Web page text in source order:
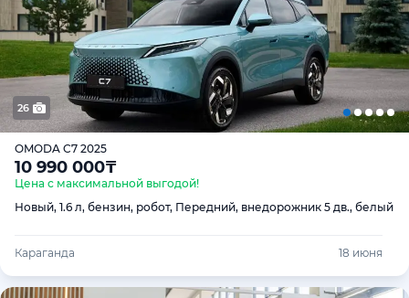
26
OMODA C7 2025
10 990 000₸
Цена с максимальной выгодой!
Новый, 1.6 л, бензин, робот, Передний, внедорожник 5 дв., белый
Караганда 18 июня